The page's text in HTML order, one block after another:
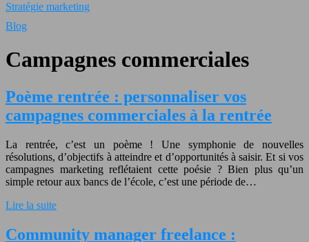
Stratégie marketing
Blog
Campagnes commerciales
Poème rentrée : personnaliser vos
campagnes commerciales à la rentrée
La rentrée, c’est un poème ! Une symphonie de nouvelles
résolutions, d’objectifs à atteindre et d’opportunités à saisir. Et si vos
campagnes marketing reflétaient cette poésie ? Bien plus qu’un
simple retour aux bancs de l’école, c’est une période de…
Lire la suite
Community manager freelance :